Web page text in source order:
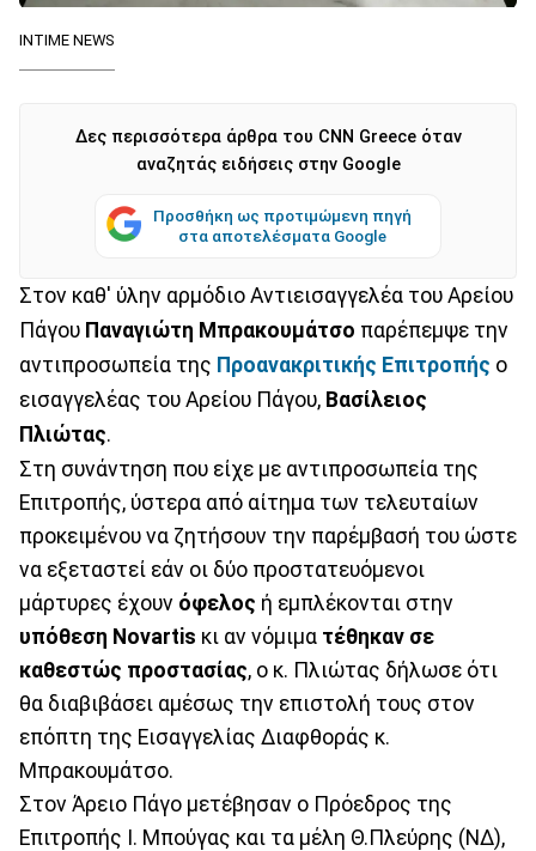
ΙΝΤΙΜΕ NEWS
Δες περισσότερα άρθρα του CNN Greece όταν
αναζητάς ειδήσεις στην Google
Προσθήκη ως προτιμώμενη πηγή
στα αποτελέσματα Google
Στον καθ' ύλην αρμόδιο Αντιεισαγγελέα του Αρείου
Πάγου Παναγιώτη Μπρακουμάτσο παρέπεμψε την
αντιπροσωπεία της Προανακριτικής Επιτροπής ο
εισαγγελέας του Αρείου Πάγου, Βασίλειος
Πλιώτας.
Στη συνάντηση που είχε με αντιπροσωπεία της
Επιτροπής, ύστερα από αίτημα των τελευταίων
προκειμένου να ζητήσουν την παρέμβασή του ώστε
να εξεταστεί εάν οι δύο προστατευόμενοι
μάρτυρες έχουν όφελος ή εμπλέκονται στην
υπόθεση Novartis κι αν νόμιμα τέθηκαν σε
καθεστώς προστασίας, ο κ. Πλιώτας δήλωσε ότι
θα διαβιβάσει αμέσως την επιστολή τους στον
επόπτη της Εισαγγελίας Διαφθοράς κ.
Μπρακουμάτσο.
Στον Άρειο Πάγο μετέβησαν ο Πρόεδρος της
Επιτροπής Ι. Μπούγας και τα μέλη Θ.Πλεύρης (ΝΔ),